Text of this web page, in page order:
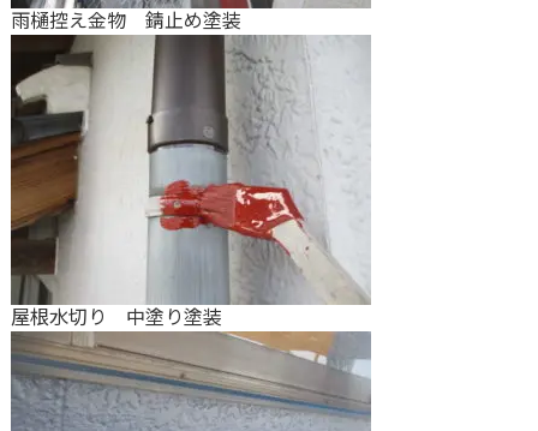
雨樋控え金物 錆止め塗装
屋根水切り 中塗り塗装